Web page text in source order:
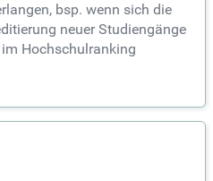
bsp. wenn sich die
neuer Studiengänge
Hochschulranking